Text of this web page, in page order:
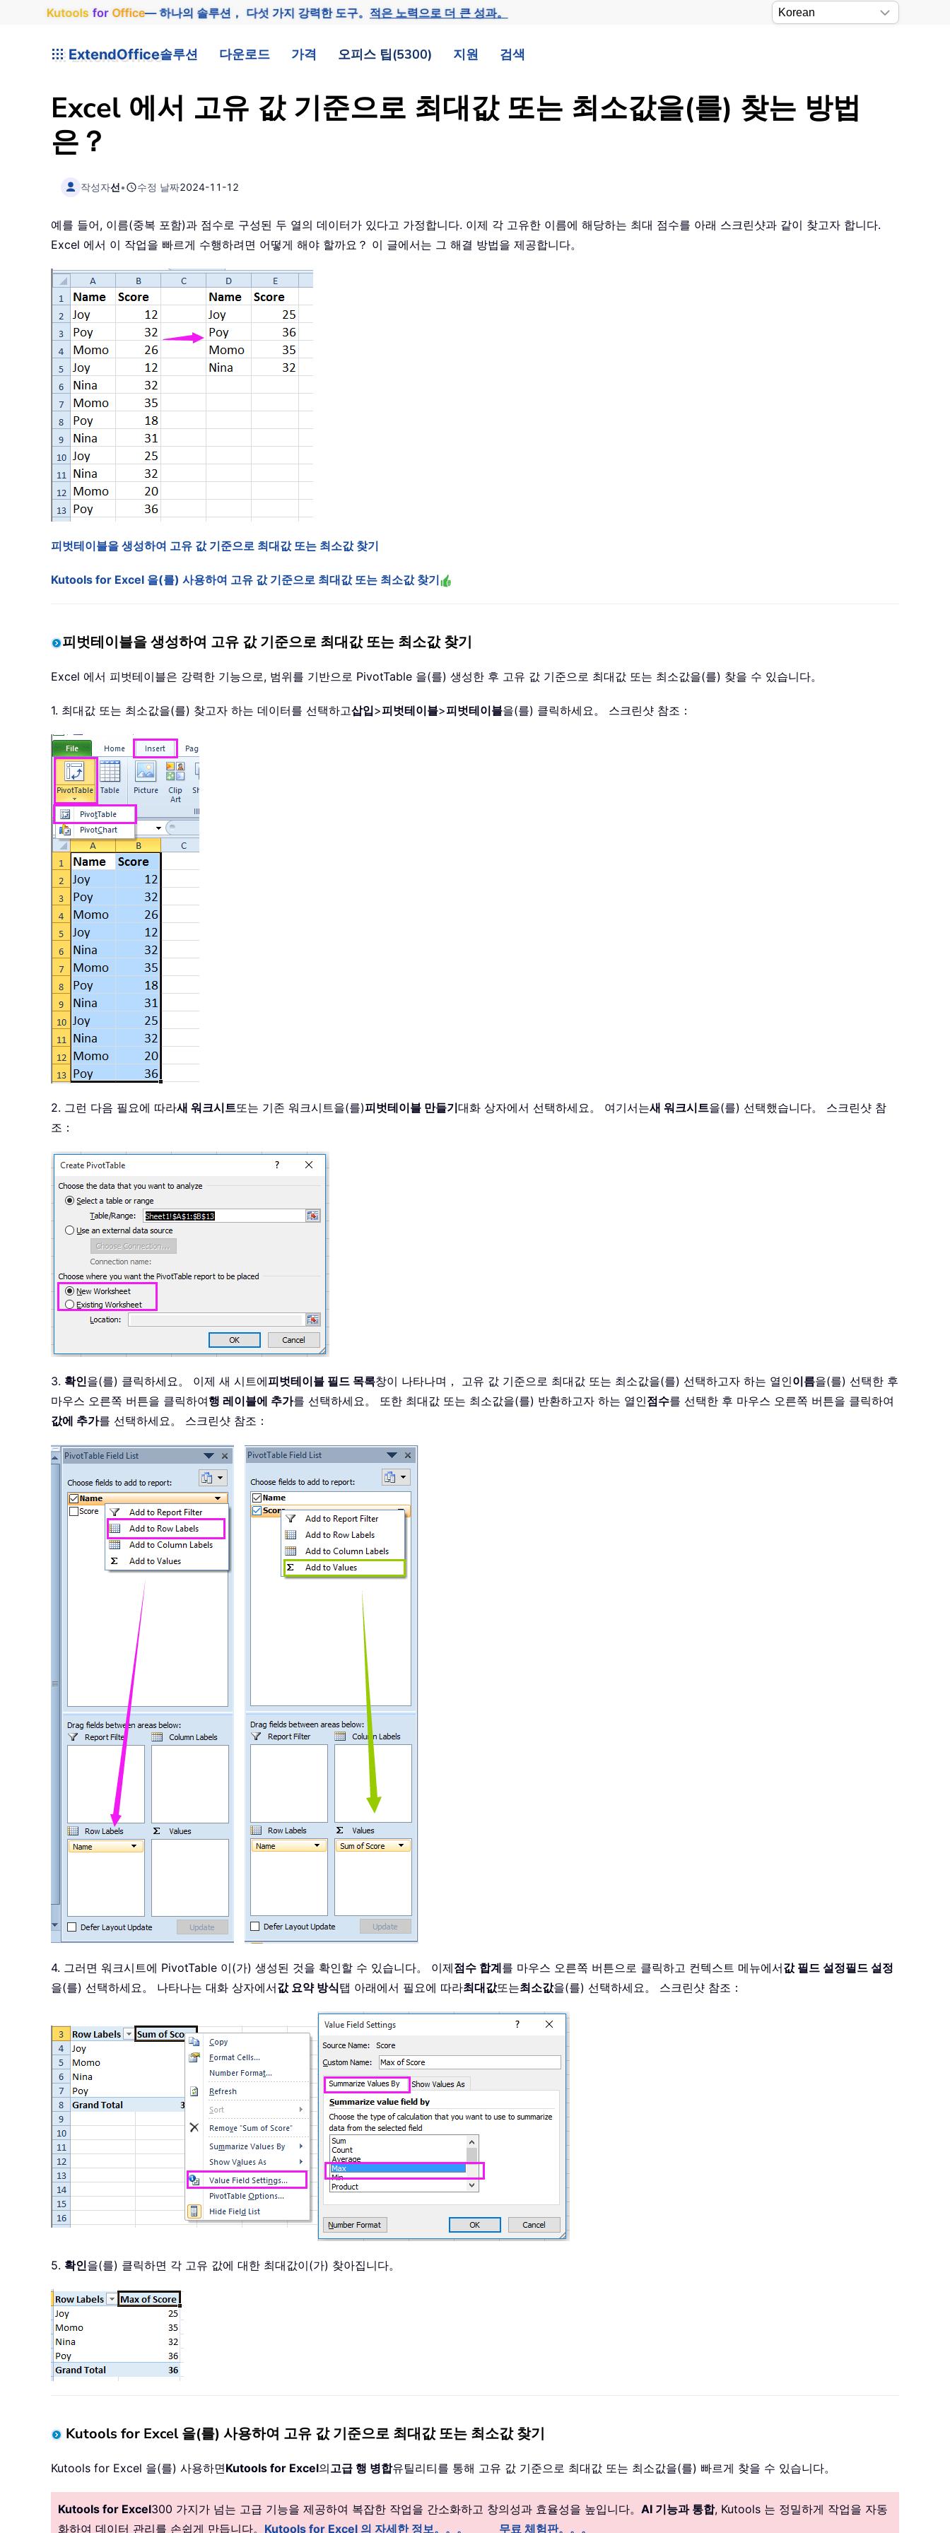
Kutools for Office— 하나의 솔루션， 다섯 가지 강력한 도구。 적은 노력으로 더 큰 성과。
ExtendOffice솔루션 다운로드 가격 오피스 팁(5300) 지원 검색
Excel 에서 고유 값 기준으로 최대값 또는 최소값을(를) 찾는 방법
은？
작성자선• 수정 날짜2024-11-12
예를 들어, 이름(중복 포함)과 점수로 구성된 두 열의 데이터가 있다고 가정합니다. 이제 각 고유한 이름에 해당하는 최대 점수를 아래 스크린샷과 같이 찾고자 합니다.
Excel 에서 이 작업을 빠르게 수행하려면 어떻게 해야 할까요？ 이 글에서는 그 해결 방법을 제공합니다。
피벗테이블을 생성하여 고유 값 기준으로 최대값 또는 최소값 찾기
Kutools for Excel 을(를) 사용하여 고유 값 기준으로 최대값 또는 최소값 찾기
피벗테이블을 생성하여 고유 값 기준으로 최대값 또는 최소값 찾기
Excel 에서 피벗테이블은 강력한 기능으로, 범위를 기반으로 PivotTable 을(를) 생성한 후 고유 값 기준으로 최대값 또는 최소값을(를) 찾을 수 있습니다。
1. 최대값 또는 최소값을(를) 찾고자 하는 데이터를 선택하고삽입>피벗테이블>피벗테이블을(를) 클릭하세요。 스크린샷 참조：
2. 그런 다음 필요에 따라새 워크시트또는 기존 워크시트을(를)피벗테이블 만들기대화 상자에서 선택하세요。 여기서는새 워크시트을(를) 선택했습니다。 스크린샷 참
조：
3. 확인을(를) 클릭하세요。 이제 새 시트에피벗테이블 필드 목록창이 나타나며， 고유 값 기준으로 최대값 또는 최소값을(를) 선택하고자 하는 열인이름을(를) 선택한 후
마우스 오른쪽 버튼을 클릭하여행 레이블에 추가를 선택하세요。 또한 최대값 또는 최소값을(를) 반환하고자 하는 열인점수를 선택한 후 마우스 오른쪽 버튼을 클릭하여
값에 추가를 선택하세요。 스크린샷 참조：
4. 그러면 워크시트에 PivotTable 이(가) 생성된 것을 확인할 수 있습니다。 이제점수 합계를 마우스 오른쪽 버튼으로 클릭하고 컨텍스트 메뉴에서값 필드 설정필드 설정
을(를) 선택하세요。 나타나는 대화 상자에서값 요약 방식탭 아래에서 필요에 따라최대값또는최소값을(를) 선택하세요。 스크린샷 참조：
5. 확인을(를) 클릭하면 각 고유 값에 대한 최대값이(가) 찾아집니다。
Kutools for Excel 을(를) 사용하여 고유 값 기준으로 최대값 또는 최소값 찾기
Kutools for Excel 을(를) 사용하면Kutools for Excel의고급 행 병합유틸리티를 통해 고유 값 기준으로 최대값 또는 최소값을(를) 빠르게 찾을 수 있습니다。
Kutools for Excel300 가지가 넘는 고급 기능을 제공하여 복잡한 작업을 간소화하고 창의성과 효율성을 높입니다。 AI 기능과 통합, Kutools 는 정밀하게 작업을 자동
화하여 데이터 관리를 손쉽게 만듭니다。 Kutools for Excel 의 자세한 정보。。。 무료 체험판。。。